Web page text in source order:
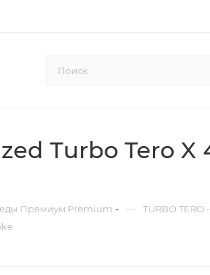
Turbo Tero X
Премиум Premium — TURBO TERO